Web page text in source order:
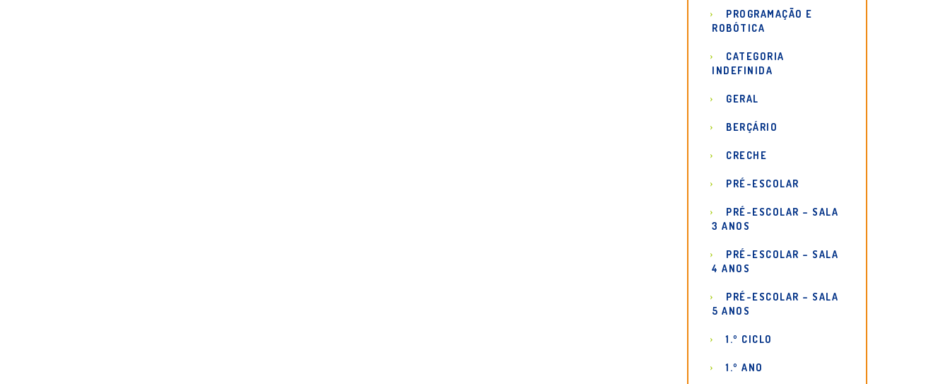
PROGRAMAÇÃO E
ROBÓTICA
CATEGORIA
INDEFINIDA
GERAL
BERÇÁRIO
CRECHE
PRÉ-ESCOLAR
PRÉ-ESCOLAR – SALA
3 ANOS
PRÉ-ESCOLAR – SALA
4 ANOS
PRÉ-ESCOLAR – SALA
5 ANOS
1.º CICLO
1.º ANO